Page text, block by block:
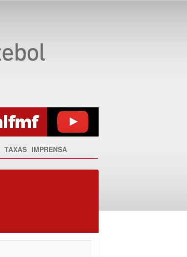
TAXAS IMPRENSA